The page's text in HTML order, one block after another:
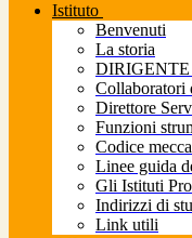
Istituto
Benvenuti
La storia
Collaboratori
Direttore
Funzioni
Codice
Linee guida
Gli Istituti
Indirizzi di
Link utili